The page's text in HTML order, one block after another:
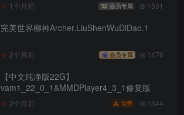
1个月前 会员专属 1501
完美世界柳神Archer.LiuShenWuDiDao.1
2个月前 会员专属 1476
【中文纯净版22G】
vam1_22_0_1&MMDPlayer4_3_1修复版
2个月前 免费 1344